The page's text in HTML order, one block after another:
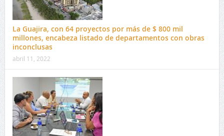
La Guajira, con 64 proyectos por más de $ 800 mil
millones, encabeza listado de departamentos con obras
inconclusas
abril 11, 2022